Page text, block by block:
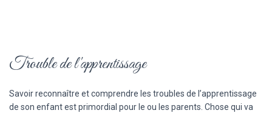
Trouble de l'apprentissage
Savoir reconnaître et comprendre les troubles de l’apprentissage
de son enfant est primordial pour le ou les parents. Chose qui va